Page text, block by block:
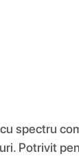
spectru
Potrivit